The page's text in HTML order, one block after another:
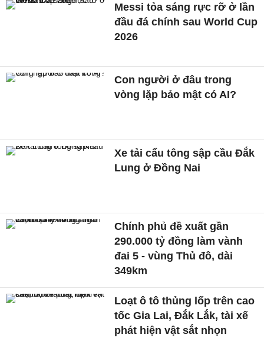
Messi tỏa sáng rực rỡ ở lần
đầu đá chính sau World Cup
2026
Con người ở đâu trong
vòng lặp bảo mật có AI?
Xe tải cẩu tông sập cầu Đắk
Lung ở Đồng Nai
Chính phủ đề xuất gần
290.000 tỷ đồng làm vành
đai 5 - vùng Thủ đô, dài
349km
Loạt ô tô thủng lốp trên cao
tốc Gia Lai, Đắk Lắk, tài xế
phát hiện vật sắt nhọn